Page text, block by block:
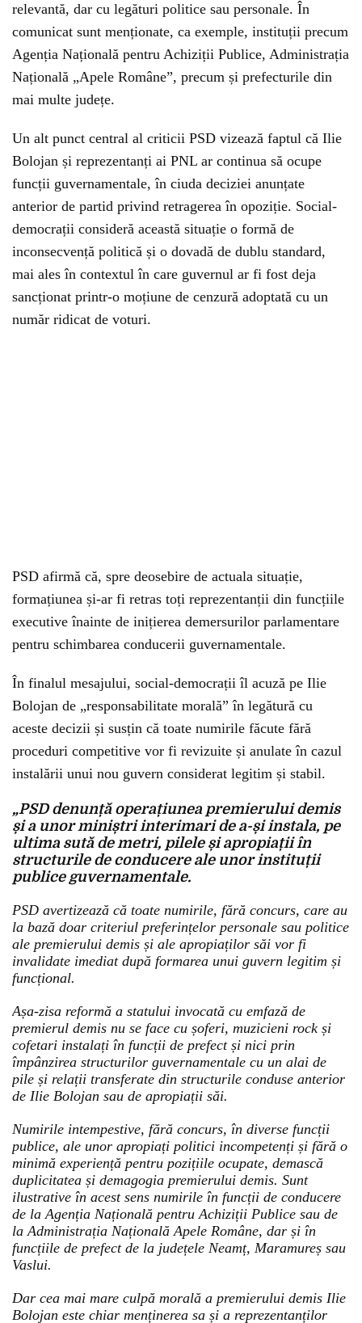
relevantă, dar cu legături politice sau personale. În
comunicat sunt menționate, ca exemple, instituții precum
Agenția Națională pentru Achiziții Publice, Administrația
Națională „Apele Române”, precum și prefecturile din
mai multe județe.
Un alt punct central al criticii PSD vizează faptul că Ilie
Bolojan și reprezentanți ai PNL ar continua să ocupe
funcții guvernamentale, în ciuda deciziei anunțate
anterior de partid privind retragerea în opoziție. Social-
democrații consideră această situație o formă de
inconsecvență politică și o dovadă de dublu standard,
mai ales în contextul în care guvernul ar fi fost deja
sancționat printr-o moțiune de cenzură adoptată cu un
număr ridicat de voturi.
PSD afirmă că, spre deosebire de actuala situație,
formațiunea și-ar fi retras toți reprezentanții din funcțiile
executive înainte de inițierea demersurilor parlamentare
pentru schimbarea conducerii guvernamentale.
În finalul mesajului, social-democrații îl acuză pe Ilie
Bolojan de „responsabilitate morală” în legătură cu
aceste decizii și susțin că toate numirile făcute fără
proceduri competitive vor fi revizuite și anulate în cazul
instalării unui nou guvern considerat legitim și stabil.
„PSD denunță operațiunea premierului demis
și a unor miniștri interimari de a-și instala, pe
ultima sută de metri, pilele și apropiații în
structurile de conducere ale unor instituții
publice guvernamentale.
PSD avertizează că toate numirile, fără concurs, care au
la bază doar criteriul preferințelor personale sau politice
ale premierului demis și ale apropiaților săi vor fi
invalidate imediat după formarea unui guvern legitim și
funcțional.
Așa-zisa reformă a statului invocată cu emfază de
premierul demis nu se face cu șoferi, muzicieni rock și
cofetari instalați în funcții de prefect și nici prin
împânzirea structurilor guvernamentale cu un alai de
pile și relații transferate din structurile conduse anterior
de Ilie Bolojan sau de apropiații săi.
Numirile intempestive, fără concurs, în diverse funcții
publice, ale unor apropiați politici incompetenți și fără o
minimă experiență pentru pozițiile ocupate, demască
duplicitatea și demagogia premierului demis. Sunt
ilustrative în acest sens numirile în funcții de conducere
de la Agenția Națională pentru Achiziții Publice sau de
la Administrația Națională Apele Române, dar și în
funcțiile de prefect de la județele Neamț, Maramureș sau
Vaslui.
Dar cea mai mare culpă morală a premierului demis Ilie
Bolojan este chiar menținerea sa și a reprezentanților